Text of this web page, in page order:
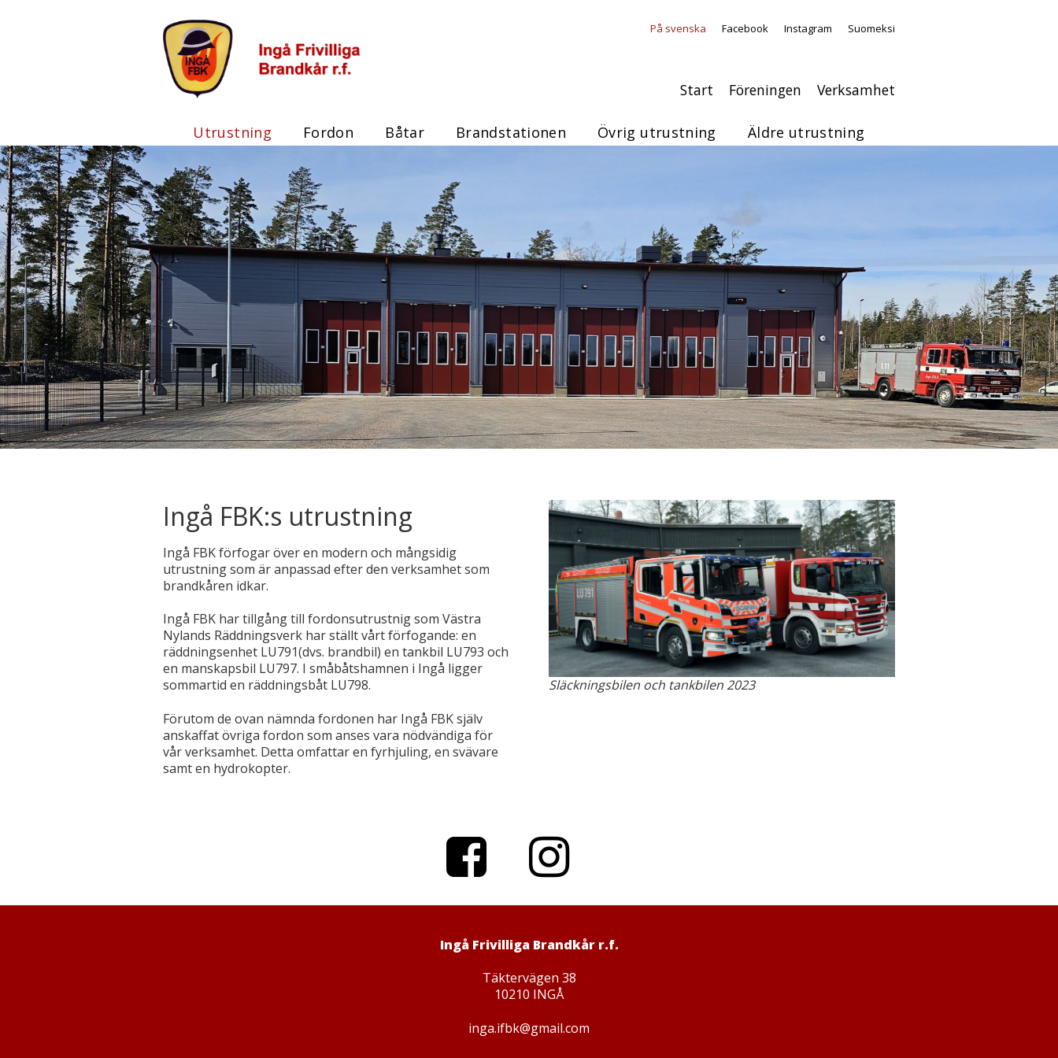
På svenska Facebook Instagram Suomeksi
Start Föreningen Verksamhet
Utrustning Fordon Båtar Brandstationen Övrig utrustning Äldre utrustning
Ingå FBK:s utrustning
Ingå FBK förfogar över en modern och mångsidig
utrustning som är anpassad efter den verksamhet som
brandkåren idkar.
Ingå FBK har tillgång till fordonsutrustnig som Västra
Nylands Räddningsverk har ställt vårt förfogande: en
räddningsenhet LU791(dvs. brandbil) en tankbil LU793 och
en manskapsbil LU797. I småbåtshamnen i Ingå ligger
sommartid en räddningsbåt LU798.
Förutom de ovan nämnda fordonen har Ingå FBK själv
anskaffat övriga fordon som anses vara nödvändiga för
vår verksamhet. Detta omfattar en fyrhjuling, en svävare
samt en hydrokopter.
Släckningsbilen och tankbilen 2023
Ingå Frivilliga Brandkår r.f.
Täktervägen 38
10210 INGÅ
inga.ifbk@gmail.com